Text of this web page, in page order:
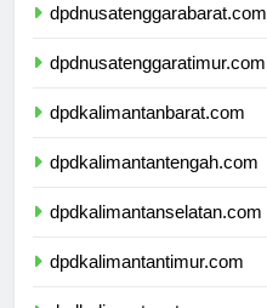
dpdnusatenggarabarat.com
dpdnusatenggaratimur.com
dpdkalimantanbarat.com
dpdkalimantantengah.com
dpdkalimantanselatan.com
dpdkalimantantimur.com